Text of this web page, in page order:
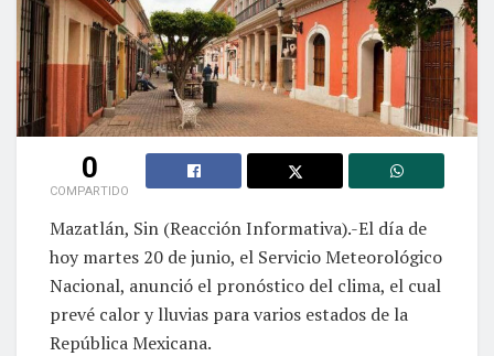
0
COMPARTIDO
Mazatlán, Sin (Reacción Informativa).-El día de
hoy martes 20 de junio, el Servicio Meteorológico
Nacional, anunció el pronóstico del clima, el cual
prevé calor y lluvias para varios estados de la
República Mexicana.